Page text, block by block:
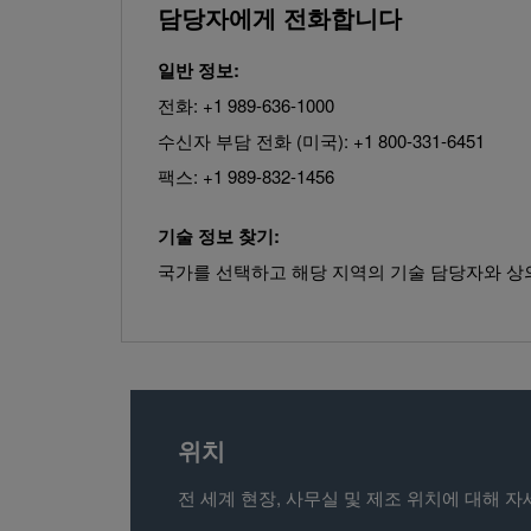
담당자에게 전화합니다
일반 정보:
전화: +1 989-636-1000
수신자 부담 전화 (미국): +1 800-331-6451
팩스: +1 989-832-1456
기술 정보 찾기:
국가를 선택하고 해당 지역의 기술 담당자와 상
위치
전 세계 현장, 사무실 및 제조 위치에 대해 자